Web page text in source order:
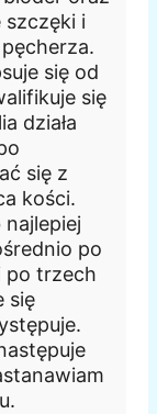
szczęki i
się od
się
działa
się z
kości.
po
po trzech
się